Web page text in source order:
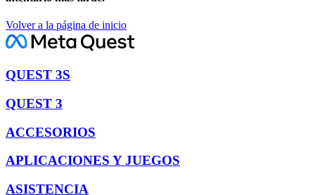
Volver a la página de inicio
QUEST 3S
QUEST 3
ACCESORIOS
APLICACIONES Y JUEGOS
ASISTENCIA